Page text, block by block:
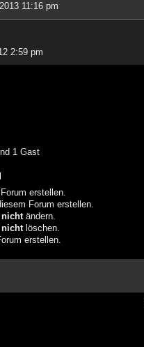
11:16 pm
2:59 pm
1 Gast
erstellen.
Forum erstellen.
nicht ändern.
nicht löschen.
erstellen.